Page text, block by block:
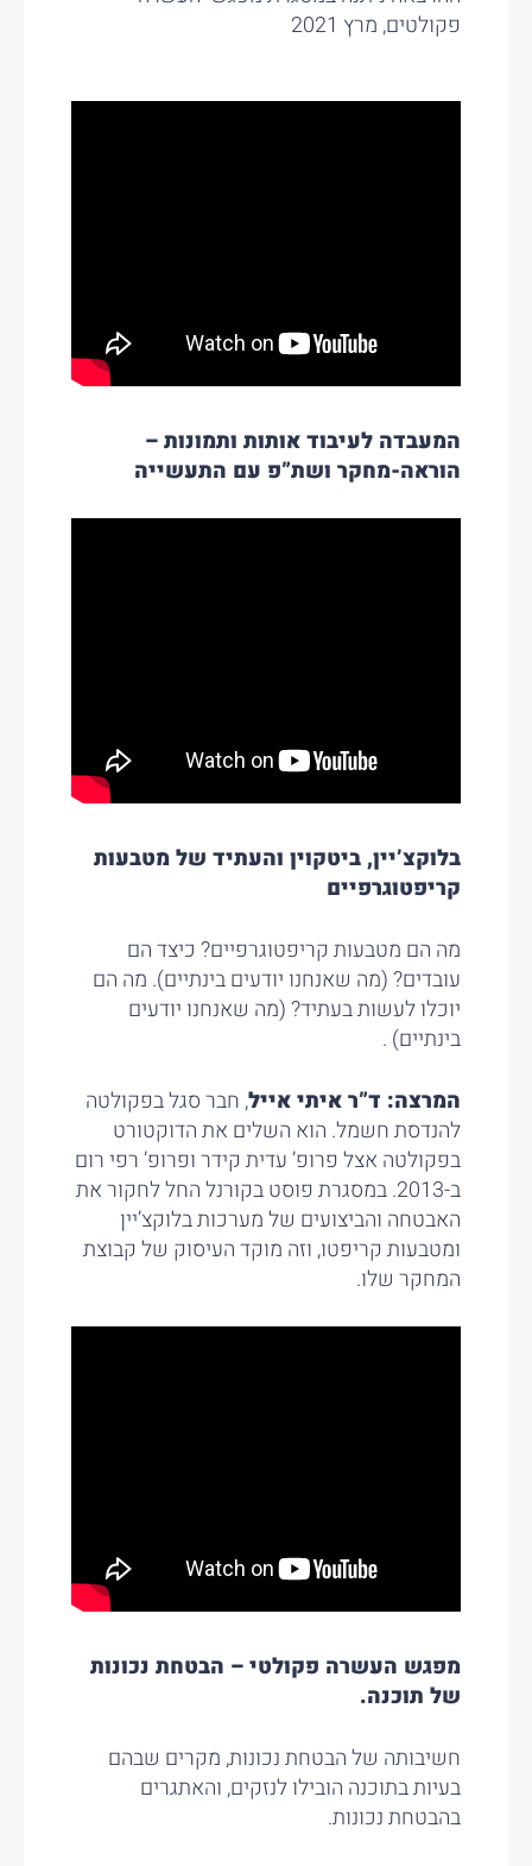
פקולטים, מרץ 2021
המעבדה לעיבוד אותות ותמונות –
הוראה-מחקר ושת”פ עם התעשייה
בלוקצ’יין, ביטקוין והעתיד של מטבעות
קריפטוגרפיים
מה הם מטבעות קריפטוגרפיים? כיצד הם
עובדים? (מה שאנחנו יודעים בינתיים). מה הם
יוכלו לעשות בעתיד? (מה שאנחנו יודעים
בינתיים) .
המרצה: ד”ר איתי אייל, חבר סגל בפקולטה
להנדסת חשמל. הוא השלים את הדוקטורט
בפקולטה אצל פרופ’ עדית קידר ופרופ’ רפי רום
ב-2013. במסגרת פוסט בקורנל החל לחקור את
האבטחה והביצועים של מערכות בלוקצ’יין
ומטבעות קריפטו, וזה מוקד העיסוק של קבוצת
המחקר שלו.
מפגש העשרה פקולטי – הבטחת נכונות
של תוכנה.
חשיבותה של הבטחת נכונות, מקרים שבהם
בעיות בתוכנה הובילו לנזקים, והאתגרים
בהבטחת נכונות.